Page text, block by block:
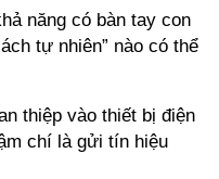
năng có bàn tay con
tự nhiên” nào có thể
thiệp vào thiết bị điện
chí là gửi tín hiệu